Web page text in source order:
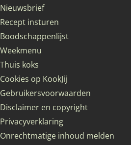
Nieuwsbrief
Recept insturen
Boodschappenlijst
Weekmenu
Thuis koks
Cookies op KookJij
Gebruikersvoorwaarden
Disclaimer en copyright
Privacyverklaring
Onrechtmatige inhoud melden